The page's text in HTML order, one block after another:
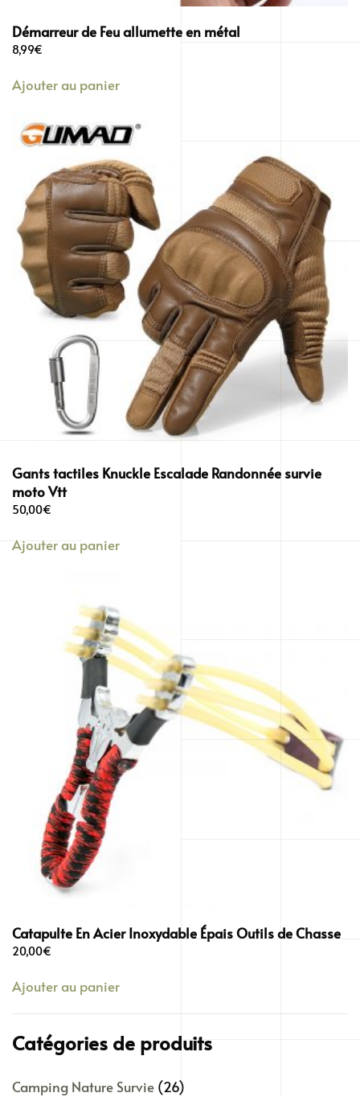
Démarreur de Feu allumette en métal
8,99€
Ajouter au panier
Gants tactiles Knuckle Escalade Randonnée survie
moto Vtt
50,00€
Ajouter au panier
Catapulte En Acier Inoxydable Épais Outils de Chasse
20,00€
Ajouter au panier
Catégories de produits
Camping Nature Survie (26)